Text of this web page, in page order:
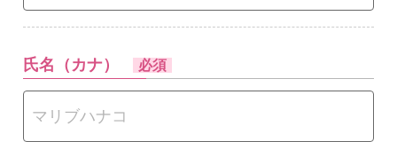
氏名（カナ） 必須